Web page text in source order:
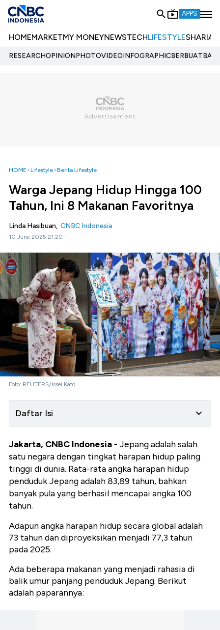
APPS
HOMEMARKETMY MONEYNEWSTECHLIFESTYLESHARIA
RESEARCHOPINIONPHOTOVIDEOINFOGRAPHIC
HOME Lifestyle Berita Lifestyle
Warga Jepang Hidup Hingga 100
Tahun, Ini 8 Makanan Favoritnya
Linda Hasibuan, CNBC Indonesia
10 June 2025 21:20
Foto: REUTERS/Issei Kato
Daftar Isi
Jakarta, CNBC Indonesia - Jepang adalah salah
satu negara dengan tingkat harapan hidup paling
tinggi di dunia. Rata-rata angka harapan hidup
penduduk Jepang adalah 83,89 tahun, bahkan
banyak pula yang berhasil mencapai angka 100
tahun.
Adapun angka harapan hidup secara global adalah
73 tahun dan diproyeksikan menjadi 77,3 tahun
pada 2025.
Ada beberapa makanan yang menjadi rahasia di
balik umur panjang penduduk Jepang. Berikut
adalah paparannya: